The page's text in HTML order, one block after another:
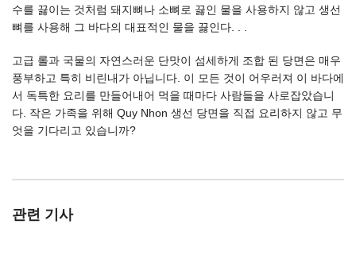
수를 끓이는 것처럼 돼지뼈나 소뼈로 끓인 물을 사용하지 않고 생선
뼈를 사용해 그 바다의 대표적인 물을 끓인다. . .
고급 롤과 국물의 자연스러운 단맛이 섬세하게 조합 된 당면은 매우
풍부하고 특히 비린내가 아닙니다. 이 모든 것이 어우러져 이 바다에
서 독특한 요리를 만들어내어 먹을 때마다 사람들을 사로잡았습니
다. 작은 가족을 위해 Quy Nhon 생선 당면을 직접 요리하지 않고 무
엇을 기다리고 있습니까?
관련 기사